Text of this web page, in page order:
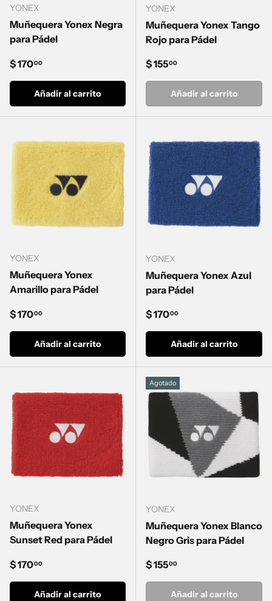
YONEX
Muñequera Yonex Negra
para Pádel
Precio normal
$ 17000
Añadir al carrito
YONEX
Muñequera Yonex Tango
Rojo para Pádel
Precio normal
$ 15500
Añadir al carrito
YONEX
Muñequera Yonex
Amarillo para Pádel
Precio normal
$ 17000
Añadir al carrito
YONEX
Muñequera Yonex Azul
para Pádel
Precio normal
$ 17000
Añadir al carrito
YONEX
Muñequera Yonex
Sunset Red para Pádel
Precio normal
$ 17000
Añadir al carrito
Agotado
YONEX
Muñequera Yonex Blanco
Negro Gris para Pádel
Precio normal
$ 15500
Añadir al carrito